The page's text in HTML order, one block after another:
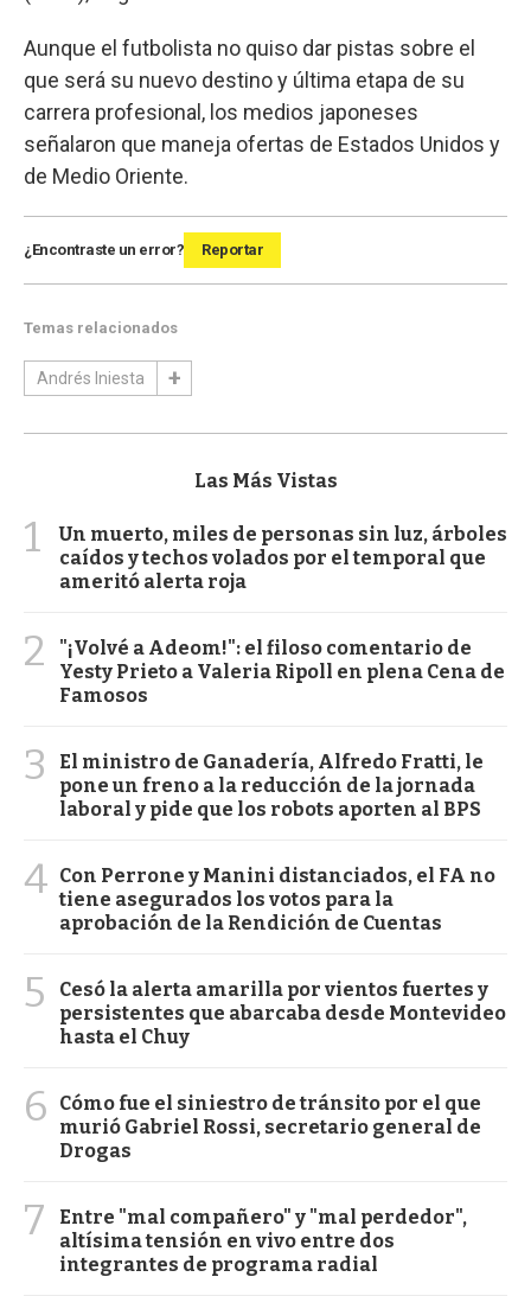
Aunque el futbolista no quiso dar pistas sobre el
que será su nuevo destino y última etapa de su
carrera profesional, los medios japoneses
señalaron que maneja ofertas de Estados Unidos y
de Medio Oriente.
¿Encontraste un error? Reportar
Temas relacionados
Andrés Iniesta
Las Más Vistas
1
Un muerto, miles de personas sin luz, árboles
caídos y techos volados por el temporal que
ameritó alerta roja
2
"¡Volvé a Adeom!": el filoso comentario de
Yesty Prieto a Valeria Ripoll en plena Cena de
Famosos
3
El ministro de Ganadería, Alfredo Fratti, le
pone un freno a la reducción de la jornada
laboral y pide que los robots aporten al BPS
4 Con Perrone y Manini distanciados, el FA no
tiene asegurados los votos para la
aprobación de la Rendición de Cuentas
5
Cesó la alerta amarilla por vientos fuertes y
persistentes que abarcaba desde Montevideo
hasta el Chuy
6
Cómo fue el siniestro de tránsito por el que
murió Gabriel Rossi, secretario general de
Drogas
7
Entre "mal compañero" y "mal perdedor",
altísima tensión en vivo entre dos
integrantes de programa radial